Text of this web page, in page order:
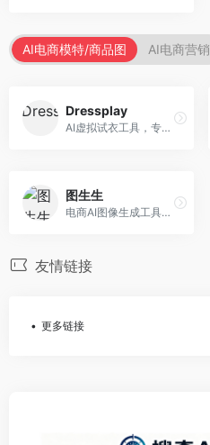
AI电商模特/商品图 AI电商营销
Dressplay
AI虚拟试衣工具，专注于服装电商体验。面向服装电商，提供虚拟试穿、尺码推荐、穿搭建议等服务，试衣体验真实。
图生生
电商AI图像生成工具，专注于商品图创作。面向电商卖家，提供商品图生成、背景替换、批量处理等服务，商品图质量高。
友情链接
更多链接